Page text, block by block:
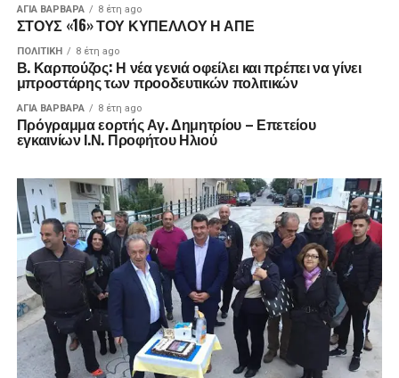
ΑΓΙΑ ΒΑΡΒΑΡΑ 8 έτη ago
ΣΤΟΥΣ «16» ΤΟΥ ΚΥΠΕΛΛΟΥ Η ΑΠΕ
ΠΟΛΙΤΙΚΉ 8 έτη ago
Β. Καρπούζος: Η νέα γενιά οφείλει και πρέπει να γίνει
μπροστάρης των προοδευτικών πολιτικών
ΑΓΙΑ ΒΑΡΒΑΡΑ 8 έτη ago
Πρόγραμμα εορτής Αγ. Δημητρίου – Επετείου
εγκαινίων Ι.Ν. Προφήτου Ηλιού